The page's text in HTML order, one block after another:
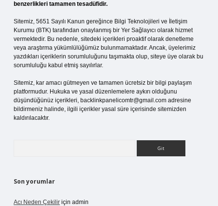
benzerlikleri tamamen tesadüfidir.
Sitemiz, 5651 Sayılı Kanun gereğince Bilgi Teknolojileri ve İletişim
Kurumu (BTK) tarafından onaylanmış bir Yer Sağlayıcı olarak hizmet
vermektedir. Bu nedenle, sitedeki içerikleri proaktif olarak denetleme
veya araştırma yükümlülüğümüz bulunmamaktadır. Ancak, üyelerimiz
yazdıkları içeriklerin sorumluluğunu taşımakta olup, siteye üye olarak bu
sorumluluğu kabul etmiş sayılırlar.
Sitemiz, kar amacı gütmeyen ve tamamen ücretsiz bir bilgi paylaşım
platformudur. Hukuka ve yasal düzenlemelere aykırı olduğunu
düşündüğünüz içerikleri, backlinkpanelicomtr@gmail.com adresine
bildirmeniz halinde, ilgili içerikler yasal süre içerisinde sitemizden
kaldırılacaktır.
Son yorumlar
Acı Neden Çekilir için admin